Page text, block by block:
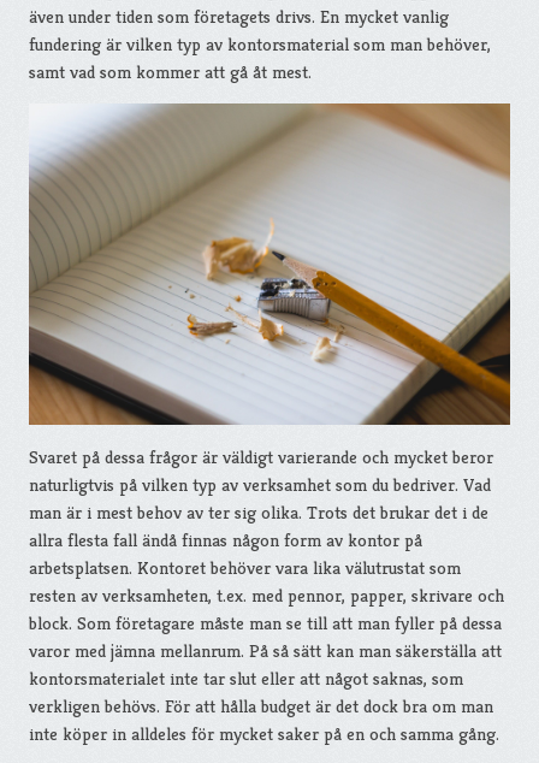
även under tiden som företagets drivs. En mycket vanlig
fundering är vilken typ av kontorsmaterial som man behöver,
samt vad som kommer att gå åt mest.
Svaret på dessa frågor är väldigt varierande och mycket beror
naturligtvis på vilken typ av verksamhet som du bedriver. Vad
man är i mest behov av ter sig olika. Trots det brukar det i de
allra flesta fall ändå finnas någon form av kontor på
arbetsplatsen. Kontoret behöver vara lika välutrustat som
resten av verksamheten, t.ex. med pennor, papper, skrivare och
block. Som företagare måste man se till att man fyller på dessa
varor med jämna mellanrum. På så sätt kan man säkerställa att
kontorsmaterialet inte tar slut eller att något saknas, som
verkligen behövs. För att hålla budget är det dock bra om man
inte köper in alldeles för mycket saker på en och samma gång.